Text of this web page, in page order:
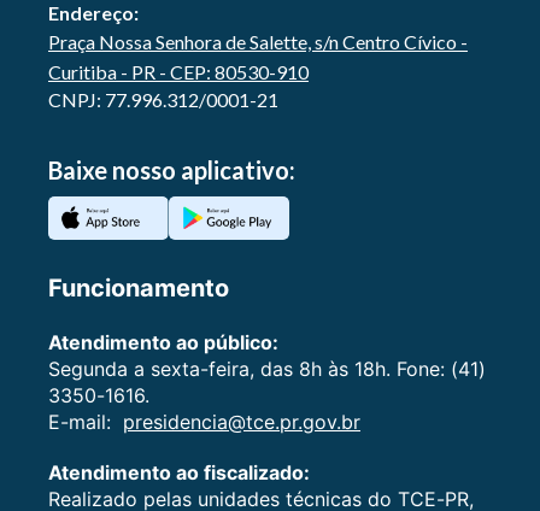
Endereço:
Praça Nossa Senhora de Salette, s/n Centro Cívico -
Curitiba - PR - CEP: 80530-910
CNPJ: 77.996.312/0001-21
Baixe nosso aplicativo:
Funcionamento
Atendimento ao público:
Segunda a sexta-feira, das 8h às 18h. Fone: (41)
3350-1616.
E-mail: presidencia@tce.pr.gov.br
Atendimento ao fiscalizado:
Realizado pelas unidades técnicas do TCE-PR,